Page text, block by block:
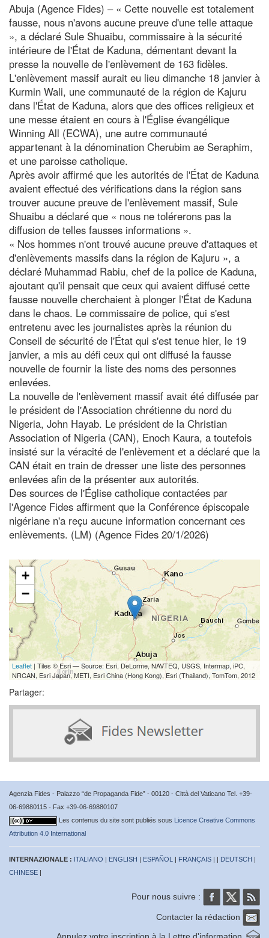
Abuja (Agence Fides) – « Cette nouvelle est totalement
fausse, nous n'avons aucune preuve d'une telle attaque
», a déclaré Sule Shuaibu, commissaire à la sécurité
intérieure de l'État de Kaduna, démentant devant la
presse la nouvelle de l'enlèvement de 163 fidèles.
L'enlèvement massif aurait eu lieu dimanche 18 janvier à
Kurmin Wali, une communauté de la région de Kajuru
dans l'État de Kaduna, alors que des offices religieux et
une messe étaient en cours à l'Église évangélique
Winning All (ECWA), une autre communauté
appartenant à la dénomination Cherubim ae Seraphim,
et une paroisse catholique.
Après avoir affirmé que les autorités de l'État de Kaduna
avaient effectué des vérifications dans la région sans
trouver aucune preuve de l'enlèvement massif, Sule
Shuaibu a déclaré que « nous ne tolérerons pas la
diffusion de telles fausses informations ».
« Nos hommes n'ont trouvé aucune preuve d'attaques et
d'enlèvements massifs dans la région de Kajuru », a
déclaré Muhammad Rabiu, chef de la police de Kaduna,
ajoutant qu'il pensait que ceux qui avaient diffusé cette
fausse nouvelle cherchaient à plonger l'État de Kaduna
dans le chaos. Le commissaire de police, qui s'est
entretenu avec les journalistes après la réunion du
Conseil de sécurité de l'État qui s'est tenue hier, le 19
janvier, a mis au défi ceux qui ont diffusé la fausse
nouvelle de fournir la liste des noms des personnes
enlevées.
La nouvelle de l'enlèvement massif avait été diffusée par
le président de l'Association chrétienne du nord du
Nigeria, John Hayab. Le président de la Christian
Association of Nigeria (CAN), Enoch Kaura, a toutefois
insisté sur la véracité de l'enlèvement et a déclaré que la
CAN était en train de dresser une liste des personnes
enlevées afin de la présenter aux autorités.
Des sources de l'Église catholique contactées par
l'Agence Fides affirment que la Conférence épiscopale
nigériane n'a reçu aucune information concernant ces
enlèvements. (LM) (Agence Fides 20/1/2026)
+
−
Leaflet | Tiles © Esri — Source: Esri, DeLorme, NAVTEQ, USGS, Intermap, iPC,
NRCAN, Esri Japan, METI, Esri China (Hong Kong), Esri (Thailand), TomTom, 2012
Partager:
Agenzia Fides - Palazzo “de Propaganda Fide” - 00120 - Città del Vaticano Tel. +39-
06-69880115 - Fax +39-06-69880107
Les contenus du site sont publiés sous Licence Creative Commons
Attribution 4.0 International
INTERNAZIONALE : ITALIANO | ENGLISH | ESPAÑOL | FRANÇAIS | | DEUTSCH |
CHINESE |
Pour nous suivre :
Contacter la rédaction